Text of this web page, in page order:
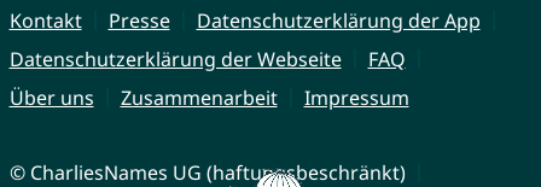
Kontakt Presse
Datenschutzerklärung der App
Datenschutzerklärung der Webseite
FAQ
Über uns
Zusammenarbeit Impressum
© CharliesNames UG (haftungsbeschränkt)